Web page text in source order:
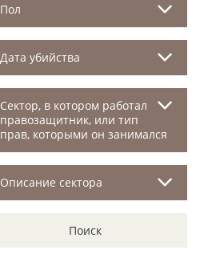
Пол
Дата убийства
Сектор, в котором работал
правозащитник, или тип
прав, которыми он занимался
Описание сектора
Поиск